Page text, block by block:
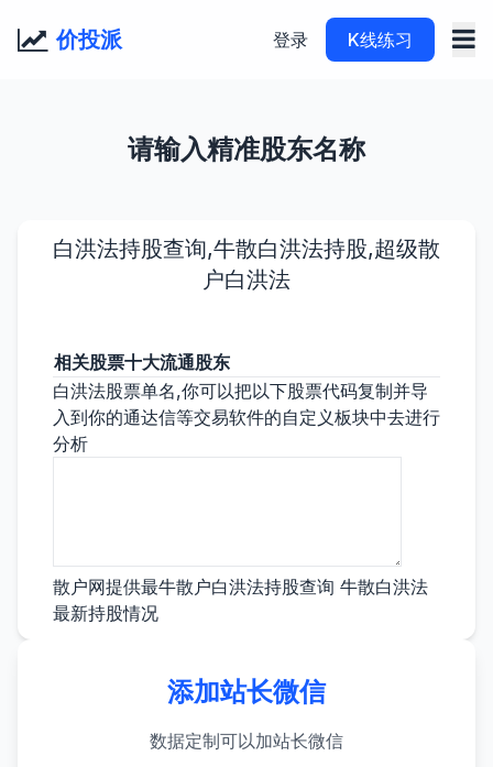
价投派 登录 K线练习
请输入精准股东名称
白洪法持股查询,牛散白洪法持股,超级散
户白洪法
相关股票十大流通股东
白洪法股票单名,你可以把以下股票代码复制并导
入到你的通达信等交易软件的自定义板块中去进行
分析
散户网提供最牛散户白洪法持股查询 牛散白洪法
最新持股情况
添加站长微信
数据定制可以加站长微信